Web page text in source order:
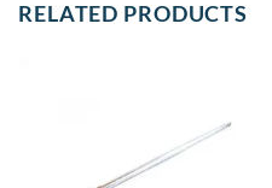
RELATED PRODUCTS